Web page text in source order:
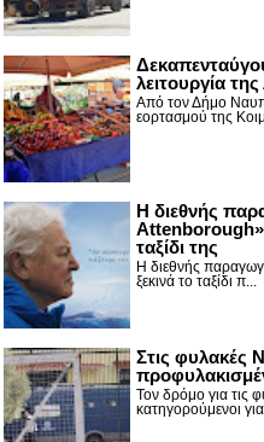
λειτουργία
Από τον Δήμο
εορτασμού της
Η διεθνής
Attenborough»
ταξίδι της
Η διεθνής
ξεκινά το ταξίδι π...
Στις φυλακές
Τον δρόμο για τις
κατηγορούμενοι